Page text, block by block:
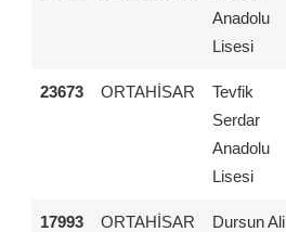
Anadolu
Lisesi
23673 ORTAHİSAR
Tevfik
Serdar
Anadolu
Lisesi
17993 ORTAHİSAR
Dursun Ali